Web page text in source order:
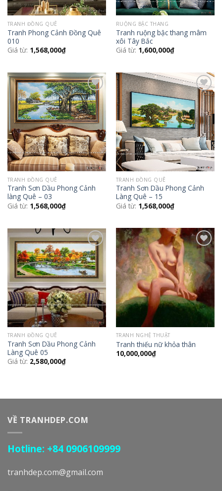
TRANH ĐỒNG QUÊ
Tranh Phong Cảnh Đồng Quê
010
Giá từ: 1,568,000₫
RUỘNG BẬC THANG
Tranh ruộng bậc thang mâm
xôi Tây Bắc
Giá từ: 1,600,000₫
Add to
Wishlist
TRANH ĐỒNG QUÊ
Tranh Sơn Dầu Phong Cảnh
làng Quê – 03
Giá từ: 1,568,000₫
Add to
Wishlist
TRANH ĐỒNG QUÊ
Tranh Sơn Dầu Phong Cảnh
Làng Quê – 15
Giá từ: 1,568,000₫
Add to
Wishlist
TRANH ĐỒNG QUÊ
Tranh Sơn Dầu Phong Cảnh
Làng Quê 05
Giá từ: 2,580,000₫
Add to
Wishlist
TRANH NGHỆ THUẬT
Tranh thiếu nữ khỏa thân
10,000,000₫
VỀ TRANHDEP.COM
Hotline: +84 0906109999
tranhdep.com@gmail.com